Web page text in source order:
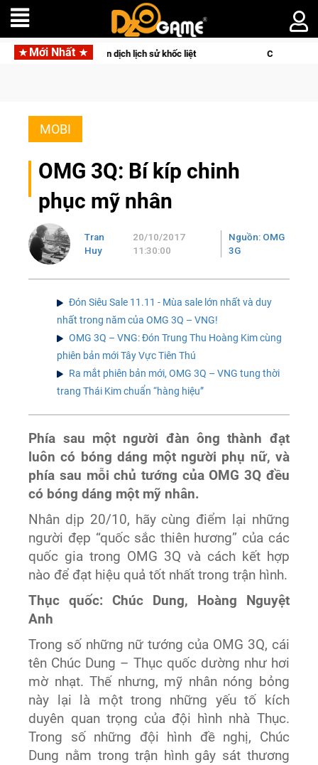
Mới Nhất
lịch sử khốc liệt CFVL 2026 Mùa 2 khép lại với hành
MOBI
OMG 3Q: Bí kíp chinh
phục mỹ nhân
Tran
Huy
20/10/2017
11:30:00
Nguồn: OMG
3G
Đón Siêu Sale 11.11 - Mùa sale lớn nhất và duy
nhất trong năm của OMG 3Q – VNG!
OMG 3Q – VNG: Đón Trung Thu Hoàng Kim cùng
phiên bản mới Tây Vực Tiên Thú
Ra mắt phiên bản mới, OMG 3Q – VNG tung thời
trang Thái Kim chuẩn “hàng hiệu”
Phía sau một người đàn ông thành đạt
luôn có bóng dáng một người phụ nữ, và
phía sau mỗi chủ tướng của OMG 3Q đều
có bóng dáng một mỹ nhân.
Nhân dịp 20/10, hãy cùng điểm lại những
người đẹp “quốc sắc thiên hương” của các
quốc gia trong OMG 3Q và cách kết hợp
nào để đạt hiệu quả tốt nhất trong trận hình.
Thục quốc: Chúc Dung, Hoàng Nguyệt
Anh
Trong số những nữ tướng của OMG 3Q, cái
tên Chúc Dung – Thục quốc dường như hơi
mờ nhạt. Thế nhưng, mỹ nhân nóng bỏng
này lại là một trong những yếu tố kích
duyên quan trọng của đội hình nhà Thục.
Trong số những đội hình đề nghị, Chúc
Dung nằm trong trận hình gây sát thương